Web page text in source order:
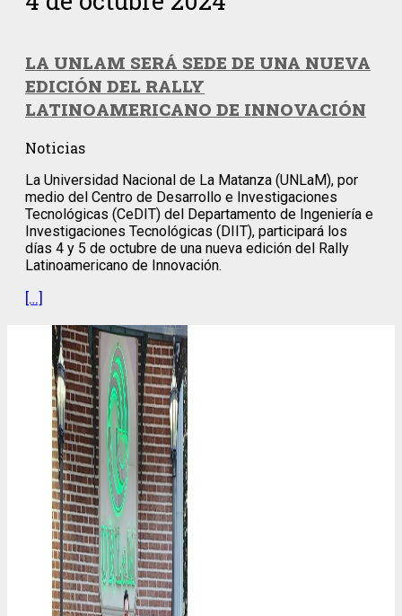
LA UNLAM SERÁ SEDE DE UNA NUEVA
EDICIÓN DEL RALLY
LATINOAMERICANO DE INNOVACIÓN
Noticias
La Universidad Nacional de La Matanza (UNLaM), por
medio del Centro de Desarrollo e Investigaciones
Tecnológicas (CeDIT) del Departamento de Ingeniería e
Investigaciones Tecnológicas (DIIT), participará los
días 4 y 5 de octubre de una nueva edición del Rally
Latinoamericano de Innovación.
[…]